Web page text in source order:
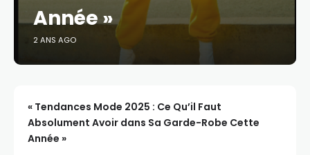
Année »
2 ANS AGO
« Tendances Mode 2025 : Ce Qu’il Faut
Absolument Avoir dans Sa Garde-Robe Cette
Année »